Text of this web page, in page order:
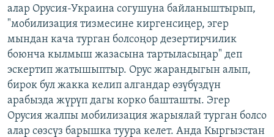
алар Орусия-Украина согушуна байланыштырып,
"мобилизация тизмесине киргенсиңер, эгер
мындан кача турган болсоңор дезертирчилик
боюнча кылмыш жазасына тартыласыңар" деп
эскертип жатышыптыр. Орус жарандыгын алып,
бирок бул жакка келип алгандар өзүбүздүн
арабызда жүрүп дагы корко башташты. Эгер
Орусия жалпы мобилизация жарыялай турган болсо
алар сөзсүз барышка туура келет. Анда Кыргызстан